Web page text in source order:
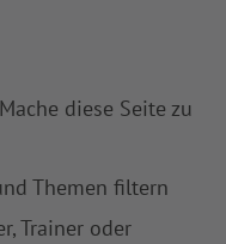
diese Seite zu
Themen filtern
Trainer oder